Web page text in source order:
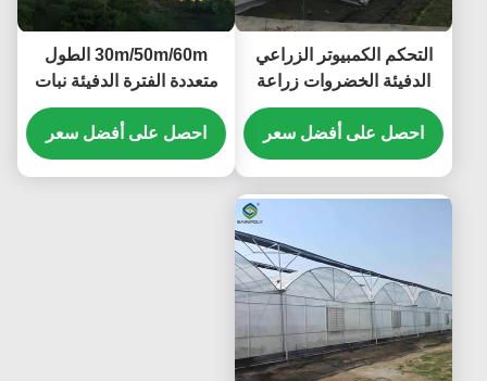
التحكم الكمبيوتر الزراعي
الدفيئة الخضروات زراعة
الدفيئة الحجم القابل
للتخصيص
احصل على أفضل سعر
30m/50m/60m الطول
متعددة الفترة الدفيئة نبات
الخضروات الدفيئة فيلم
بلاستيكي
احصل على أفضل سعر